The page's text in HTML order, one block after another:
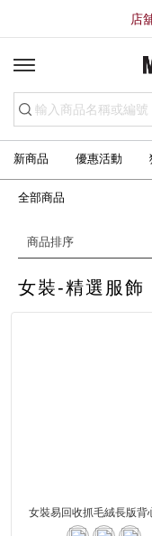
店
新商品 優惠活動
全部商品
女裝-精選服飾
商品排序
女裝易回收抓毛絨長版背